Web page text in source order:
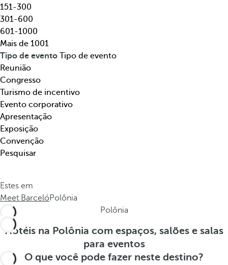
e
s
t
i
n
o
,
t
e
m
á
t
i
.
.
n
a
r
r
o
w
k
e
y
o
p
e
n
h
e
p
151-300
301-600
601-1000
Mais de 1001
Tipo de evento Tipo de evento
Reunião
Congresso
Turismo de incentivo
Evento corporativo
Apresentação
Exposição
Convenção
Pesquisar
Estes em
Meet BarcelóPolônia
Polônia
Hotéis na Polônia com espaços, salões e salas
para eventos
O que você pode fazer neste destino?